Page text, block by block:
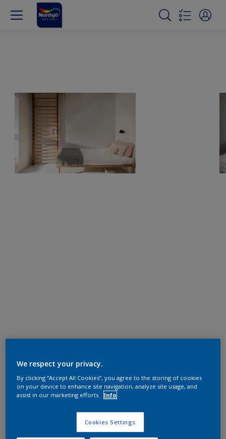
We respect your privacy.
By clicking “Accept All Cookies”, you agree to the storing of cookies
on your device to enhance site navigation, analyze site usage, and
assist in our marketing efforts.
Info
Cookies Settings